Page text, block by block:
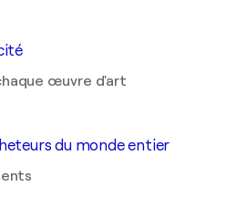
œuvre d'art
du monde entier